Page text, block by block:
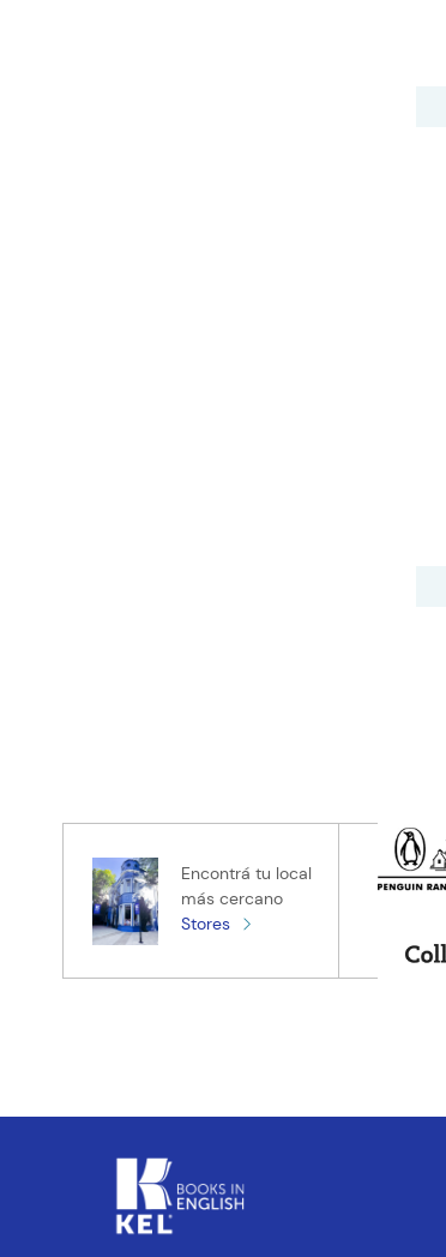
Encontrá tu local
más cercano
Stores